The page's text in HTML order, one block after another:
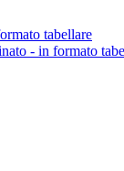
tabellare
- in formato